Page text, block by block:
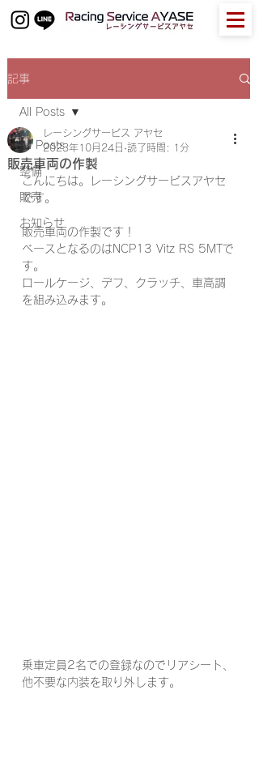
記事
All Posts
整備
販売
お知らせ
All Posts
販売車両の作製
レーシングサービス アヤセ
2023年10月24日 読了時間: 1分
こんにちは。レーシングサービスアヤセ
です。
販売車両の作製です！
ベースとなるのはNCP13 Vitz RS 5MTで
す。
ロールケージ、デフ、クラッチ、車高調
を組み込みます。
乗車定員2名での登録なのでリアシート、
他不要な内装を取り外します。